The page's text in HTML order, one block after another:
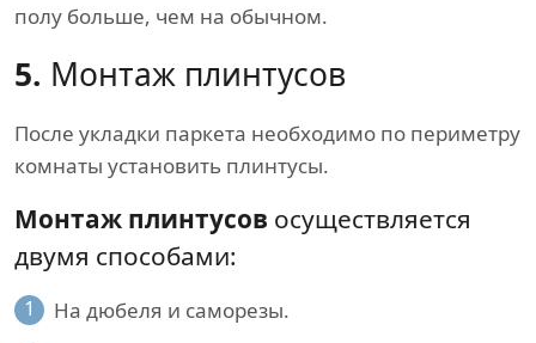
полу больше, чем на обычном.
5. Монтаж плинтусов
После укладки паркета необходимо по периметру
комнаты установить плинтусы.
Монтаж плинтусов осуществляется
двумя способами:
1
На дюбеля и саморезы.